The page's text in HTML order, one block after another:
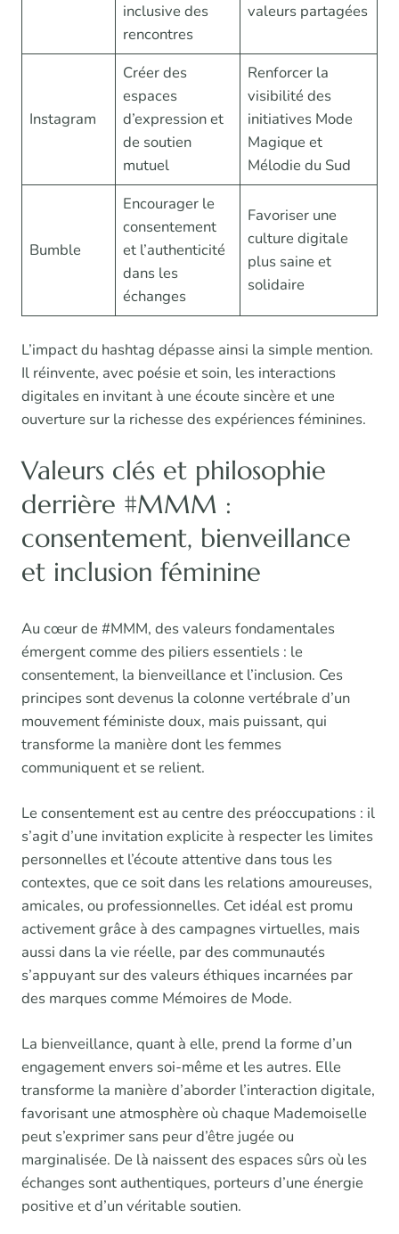
inclusive des
rencontres
valeurs partagées
Instagram
Créer des
espaces
d’expression et
de soutien
mutuel
Renforcer la
visibilité des
initiatives Mode
Magique et
Mélodie du Sud
Bumble
Encourager le
consentement
et l’authenticité
dans les
échanges
Favoriser une
culture digitale
plus saine et
solidaire
L’impact du hashtag dépasse ainsi la simple mention.
Il réinvente, avec poésie et soin, les interactions
digitales en invitant à une écoute sincère et une
ouverture sur la richesse des expériences féminines.
Valeurs clés et philosophie
derrière #MMM :
consentement, bienveillance
et inclusion féminine
Au cœur de #MMM, des valeurs fondamentales
émergent comme des piliers essentiels : le
consentement, la bienveillance et l’inclusion. Ces
principes sont devenus la colonne vertébrale d’un
mouvement féministe doux, mais puissant, qui
transforme la manière dont les femmes
communiquent et se relient.
Le consentement est au centre des préoccupations : il
s’agit d’une invitation explicite à respecter les limites
personnelles et l’écoute attentive dans tous les
contextes, que ce soit dans les relations amoureuses,
amicales, ou professionnelles. Cet idéal est promu
activement grâce à des campagnes virtuelles, mais
aussi dans la vie réelle, par des communautés
s’appuyant sur des valeurs éthiques incarnées par
des marques comme Mémoires de Mode.
La bienveillance, quant à elle, prend la forme d’un
engagement envers soi-même et les autres. Elle
transforme la manière d’aborder l’interaction digitale,
favorisant une atmosphère où chaque Mademoiselle
peut s’exprimer sans peur d’être jugée ou
marginalisée. De là naissent des espaces sûrs où les
échanges sont authentiques, porteurs d’une énergie
positive et d’un véritable soutien.